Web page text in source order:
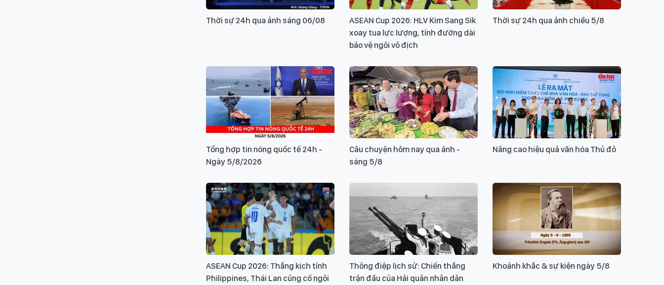
Thời sự 24h qua ảnh sáng 06/08
ASEAN Cup 2026: HLV Kim Sang Sik
xoay tua lực lượng, tính đường dài
bảo vệ ngôi vô địch
Thời sự 24h qua ảnh chiều 5/8
Tổng hợp tin nóng quốc tế 24h -
Ngày 5/8/2026
Câu chuyện hôm nay qua ảnh -
sáng 5/8
Nâng cao hiệu quả văn hóa Thủ đô
ASEAN Cup 2026: Thắng kịch tính
Philippines, Thái Lan củng cố ngôi
Thông điệp lịch sử: Chiến thắng
trận đầu của Hải quân nhân dân
Khoảnh khắc & sự kiện ngày 5/8